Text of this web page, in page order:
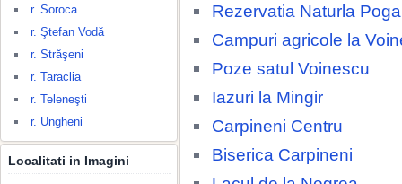
r. Soroca
r. Ştefan Vodă
r. Străşeni
r. Taraclia
r. Teleneşti
r. Ungheni
Localitati in Imagini
Rezervatia Naturla
Campuri agricole la
Poze satul Voinescu
Iazuri la Mingir
Carpineni Centru
Biserica Carpineni